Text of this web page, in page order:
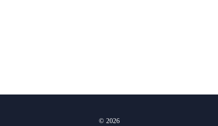
© 2026